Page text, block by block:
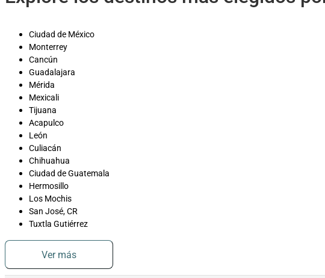
Ciudad de México
Monterrey
Cancún
Guadalajara
Mérida
Mexicali
Tijuana
Acapulco
León
Culiacán
Chihuahua
Ciudad de Guatemala
Hermosillo
Los Mochis
San José, CR
Tuxtla Gutiérrez
Ver más